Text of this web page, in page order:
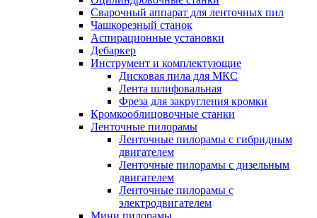
Сварочный аппарат для ленточных пил
Чашкорезный станок
Аспирационные установки
Дебаркер
Инструмент и комплектующие
Дисковая пила для МКС
Лента шлифовальная
Фреза для закругления кромки
Кромкооблицовочные станки
Ленточные пилорамы
Ленточные пилорамы с гибридным
двигателем
Ленточные пилорамы с дизельным
двигателем
Ленточные пилорамы с
электродвигателем
Мини пилорамы